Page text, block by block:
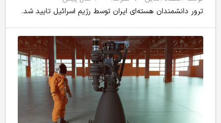
ترور دانشمندان هسته‌ای ایران توسط رژیم اسرائیل تایید شد.